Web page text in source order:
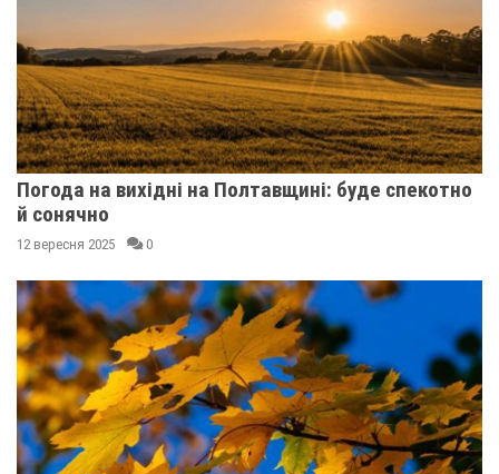
Погода на вихідні на Полтавщині: буде спекотно
й сонячно
12 вересня 2025 0